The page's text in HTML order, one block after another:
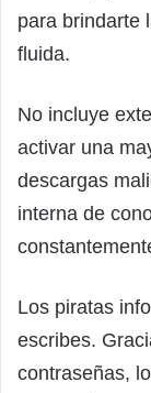
para brindarte
fluida.
No incluye
activar una
descargas
interna de
Los piratas
escribes.
contraseñas,